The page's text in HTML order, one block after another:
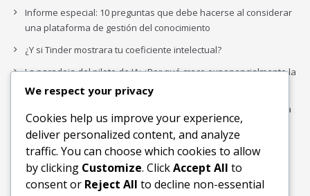
Informe especial: 10 preguntas que debe hacerse al considerar
una plataforma de gestión del conocimiento
¿Y si Tinder mostrara tu coeficiente intelectual?
La paradoja del piloto de IA: ¿Por qué crece exponencialmente la
complejidad de la IA empresarial?
Los organigramas de marketing se crearon para los canales. La
IA acaba de dejarlos obsoletos.
Buscar
Buscar
We respect your privacy
Cookies help us improve your experience,
deliver personalized content, and analyze
traffic. You can choose which cookies to allow
by clicking Customize. ClickAccept All to
consent or Reject All to decline non-essential